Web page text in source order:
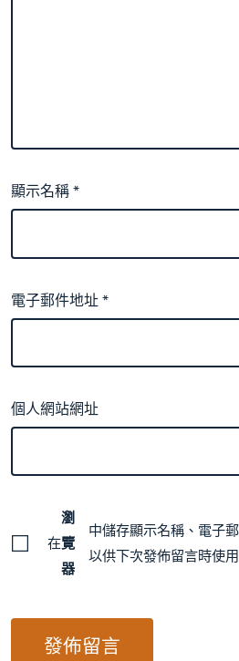
顯示名稱*
電子郵件地址*
個人網站網址
在
瀏
覽
器
中儲存顯示名稱、電子
以供下次發佈留言時使用